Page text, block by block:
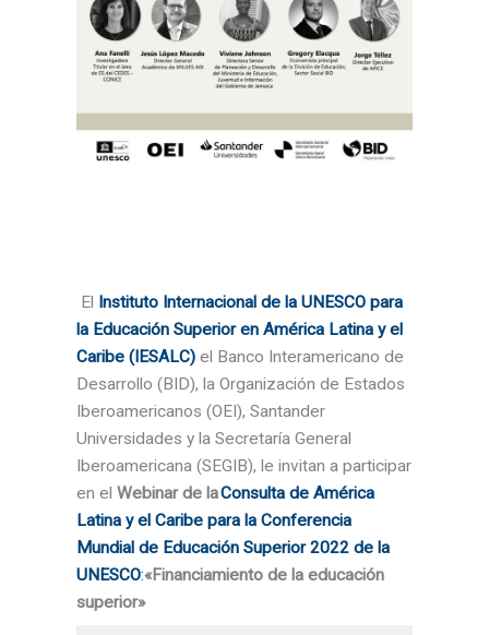
El Instituto Internacional de la UNESCO para
la Educación Superior en América Latina y el
Caribe (IESALC) el Banco Interamericano de
Desarrollo (BID), la Organización de Estados
Iberoamericanos (OEI), Santander
Universidades y la Secretaría General
Iberoamericana (SEGIB), le invitan a participar
en el Webinar de laConsulta de América
Latina y el Caribe para la Conferencia
Mundial de Educación Superior 2022 de la
UNESCO:«Financiamiento de la educación
superior»